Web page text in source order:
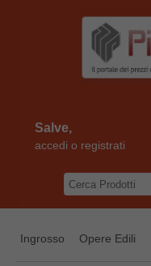
Salve,
accedi o registrati
Ingrosso Opere Edili